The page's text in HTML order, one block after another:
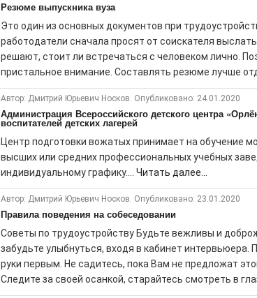
Резюме выпускника вуза
Это один из основных документов при
работодатели сначала просят от соискателя
решают, стоит ли встречаться с человеком лично.
пристальное внимание. Составлять резюме лучше
Автор: Дмитрий Юрьевич Носков. Опубликовано: 24.01.2020
Администрация Всероссийского детского центра
воспитателей детских лагерей
Центр подготовки вожатых принимает на обучение
высших или средних профессиональных учебных
индивидуальному графику.... Читать далее...
Автор: Дмитрий Юрьевич Носков. Опубликовано: 23.01.2020
Правила поведения на собеседовании
Советы по трудоустройству Будьте вежливы и
забудьте улыбнуться, входя в кабинет
руки первым. Не садитесь, пока Вам не предложат
Следите за своей осанкой, старайтесь смотреть в